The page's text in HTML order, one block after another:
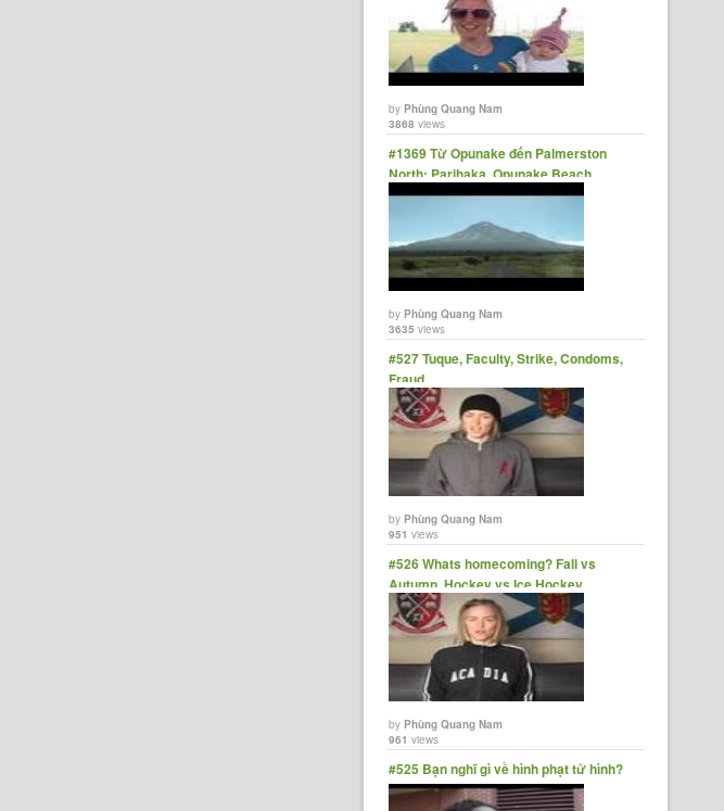
byPhùng Quang Nam
3868 views
#1369 Từ Opunake đến Palmerston
North: Parihaka, Opunake Beach
Carnival, Patea, Bulls
byPhùng Quang Nam
3635 views
#527 Tuque, Faculty, Strike, Condoms,
Fraud
byPhùng Quang Nam
951 views
#526 Whats homecoming? Fall vs
Autumn, Hockey vs Ice Hockey
byPhùng Quang Nam
961 views
#525 Bạn nghĩ gì về hình phạt tử hình?